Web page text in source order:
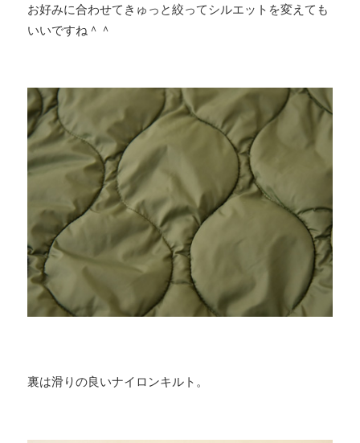
お好みに合わせてきゅっと絞ってシルエットを変えても
いいですね＾＾
裏は滑りの良いナイロンキルト。